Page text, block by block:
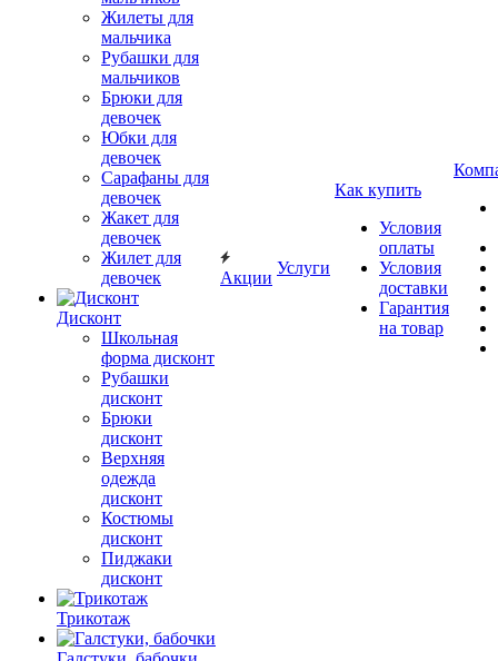
Жилеты для
мальчика
Рубашки для
мальчиков
Брюки для
девочек
Юбки для
девочек
Сарафаны для
девочек
Жакет для
девочек
Жилет для
девочек
Дисконт
Школьная
форма дисконт
Рубашки
дисконт
Брюки
дисконт
Верхняя
одежда
дисконт
Костюмы
дисконт
Пиджаки
дисконт
Трикотаж
Акции
Услуги
Как купить
Условия
оплаты
Условия
доставки
Гарантия
на товар